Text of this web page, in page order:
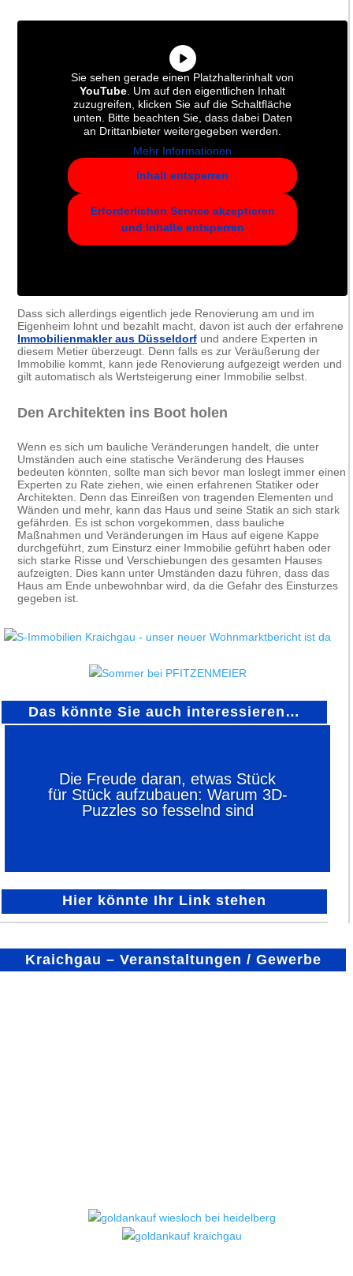
Sie sehen gerade einen Platzhalterinhalt von
YouTube . Um auf den eigentlichen Inhalt
zuzugreifen, klicken Sie auf die Schaltfläche
unten. Bitte beachten Sie, dass dabei Daten
an Drittanbieter weitergegeben werden.
Mehr Informationen
Inhalt entsperren
Erforderlichen Service akzeptieren
und Inhalte entsperren
Dass sich allerdings eigentlich jede Renovierung am und im
Eigenheim lohnt und bezahlt macht, davon ist auch der erfahrene
Immobilienmakler aus Düsseldorf und andere Experten in
diesem Metier überzeugt. Denn falls es zur Veräußerung der
Immobilie kommt, kann jede Renovierung aufgezeigt werden und
gilt automatisch als Wertsteigerung einer Immobilie selbst.
Den Architekten ins Boot holen
Wenn es sich um bauliche Veränderungen handelt, die unter
Umständen auch eine statische Veränderung des Hauses
bedeuten könnten, sollte man sich bevor man loslegt immer einen
Experten zu Rate ziehen, wie einen erfahrenen Statiker oder
Architekten. Denn das Einreißen von tragenden Elementen und
Wänden und mehr, kann das Haus und seine Statik an sich stark
gefährden. Es ist schon vorgekommen, dass bauliche
Maßnahmen und Veränderungen im Haus auf eigene Kappe
durchgeführt, zum Einsturz einer Immobilie geführt haben oder
sich starke Risse und Verschiebungen des gesamten Hauses
aufzeigten. Dies kann unter Umständen dazu führen, dass das
Haus am Ende unbewohnbar wird, da die Gefahr des Einsturzes
gegeben ist.
Das könnte Sie auch interessieren…
Die Freude daran, etwas Stück
für Stück aufzubauen: Warum 3D-
Puzzles so fesselnd sind
Hier könnte Ihr Link stehen
Kraichgau – Veranstaltungen / Gewerbe